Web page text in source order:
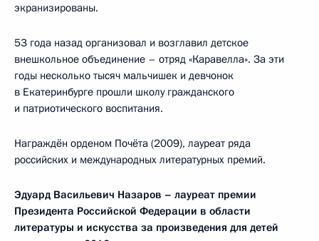
экранизированы.
53 года назад организовал и возглавил детское
внешкольное объединение – отряд «Каравелла». За эти
годы несколько тысяч мальчишек и девчонок
в Екатеринбурге прошли школу гражданского
и патриотического воспитания.
Награждён орденом Почёта (2009), лауреат ряда
российских и международных литературных премий.
Эдуард Васильевич Назаров – лауреат премии
Президента Российской Федерации в области
литературы и искусства за произведения для детей